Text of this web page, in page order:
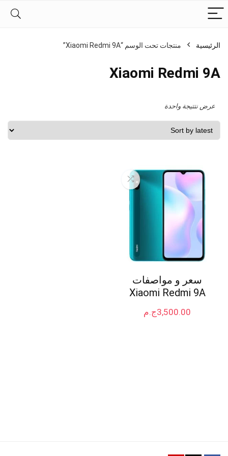
الرئيسية منتجات تحت الوسم “Xiaomi Redmi 9A”
Xiaomi Redmi 9A
عرض نتتيجة واحدة
سعر و مواصفات
Xiaomi Redmi 9A
ج.م3,500.00